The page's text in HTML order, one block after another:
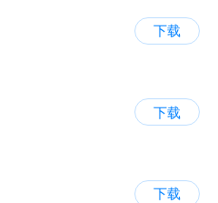
下载
下载
下载